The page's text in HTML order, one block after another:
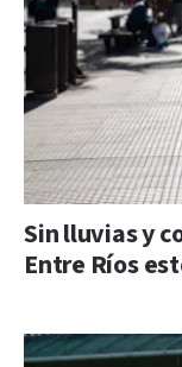
Sin lluvias y
Entre Ríos